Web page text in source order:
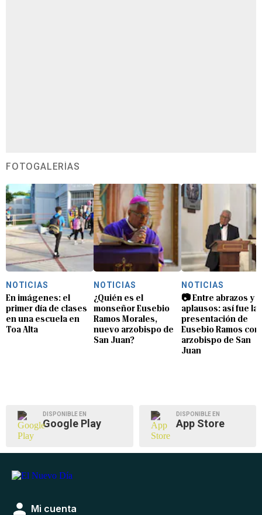
FOTOGALERÍAS
NOTICIAS
En imágenes: el
primer día de clases
en una escuela en
Toa Alta
NOTICIAS
¿Quién es el
monseñor Eusebio
Ramos Morales,
nuevo arzobispo de
San Juan?
NOTICIAS
📷 Entre abrazos y
aplausos: así fue la
presentación de
Eusebio Ramos
arzobispo de San
Juan
DISPONIBLE EN
Google Play
DISPONIBLE EN
App Store
Mi cuenta